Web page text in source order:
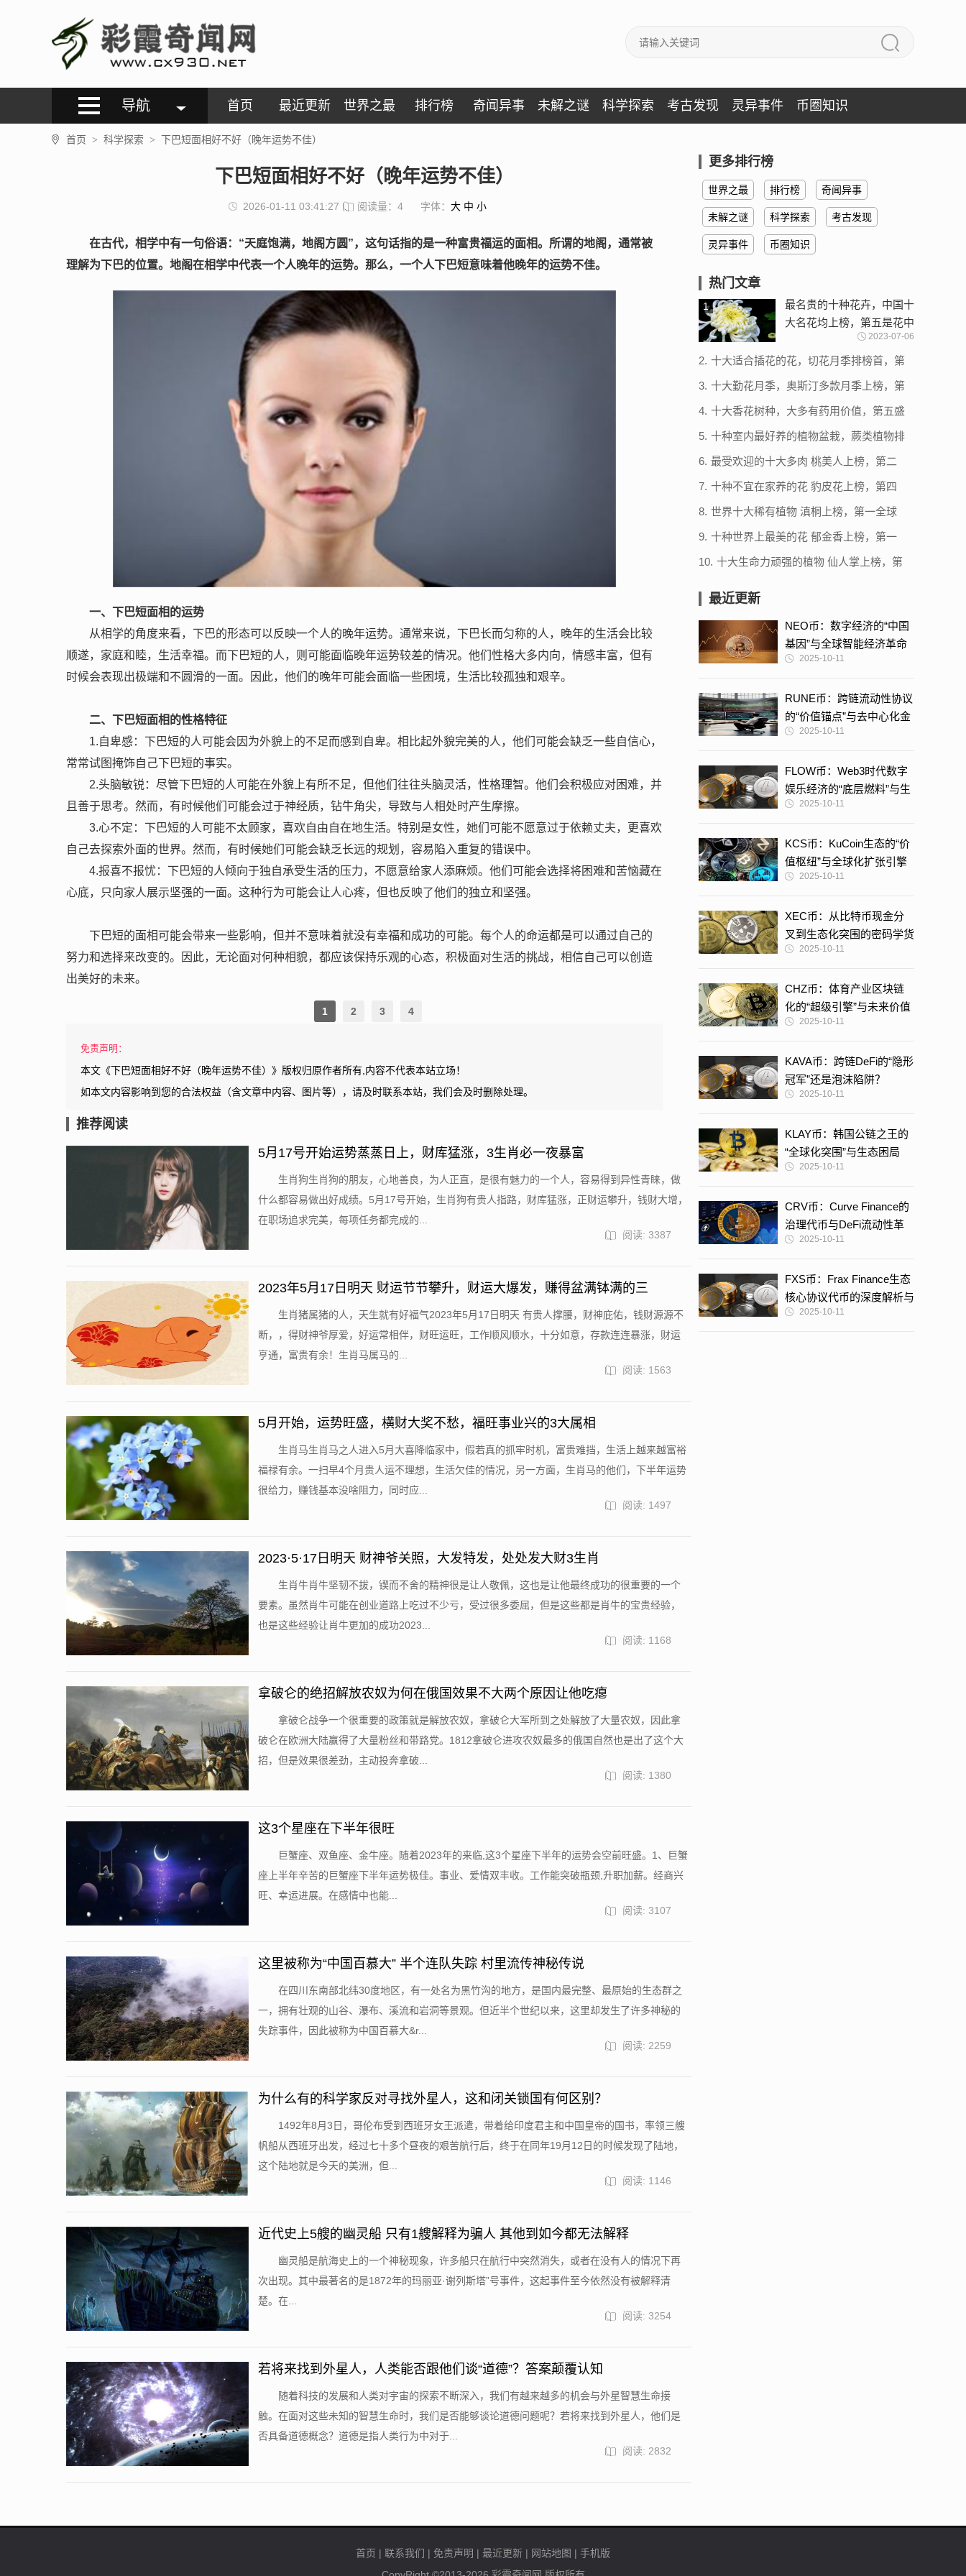
导航 首页 最近更新 世界之最 排行榜 奇闻异事 未解之谜 科学探索 考古发现 灵异事件 币圈知识
首页 > 科学探索 > 下巴短面相好不好（晚年运势不佳）
下巴短面相好不好（晚年运势不佳）
2026-01-11 03:41:27 阅读量：4 字体： 大 中 小
在古代，相学中有一句俗语：“天庭饱满，地阁方圆”，这句话指的是一种富贵福运的面相。所谓的地阁，通常被
理解为下巴的位置。地阁在相学中代表一个人晚年的运势。那么，一个人下巴短意味着他晚年的运势不佳。
一、下巴短面相的运势
从相学的角度来看，下巴的形态可以反映一个人的晚年运势。通常来说，下巴长而匀称的人，晚年的生活会比较
顺遂，家庭和睦，生活幸福。而下巴短的人，则可能面临晚年运势较差的情况。他们性格大多内向，情感丰富，但有
时候会表现出极端和不圆滑的一面。因此，他们的晚年可能会面临一些困境，生活比较孤独和艰辛。
二、下巴短面相的性格特征
1.自卑感：下巴短的人可能会因为外貌上的不足而感到自卑。相比起外貌完美的人，他们可能会缺乏一些自信心，
常常试图掩饰自己下巴短的事实。
2.头脑敏锐：尽管下巴短的人可能在外貌上有所不足，但他们往往头脑灵活，性格理智。他们会积极应对困难，并
且善于思考。然而，有时候他们可能会过于神经质，钻牛角尖，导致与人相处时产生摩擦。
3.心不定：下巴短的人可能不太顾家，喜欢自由自在地生活。特别是女性，她们可能不愿意过于依赖丈夫，更喜欢
自己去探索外面的世界。然而，有时候她们可能会缺乏长远的规划，容易陷入重复的错误中。
4.报喜不报忧：下巴短的人倾向于独自承受生活的压力，不愿意给家人添麻烦。他们可能会选择将困难和苦恼藏在
心底，只向家人展示坚强的一面。这种行为可能会让人心疼，但也反映了他们的独立和坚强。
下巴短的面相可能会带来一些影响，但并不意味着就没有幸福和成功的可能。每个人的命运都是可以通过自己的
努力和选择来改变的。因此，无论面对何种相貌，都应该保持乐观的心态，积极面对生活的挑战，相信自己可以创造
出美好的未来。
1 2 3 4
免责声明：
本文《下巴短面相好不好（晚年运势不佳）》版权归原作者所有,内容不代表本站立场！
如本文内容影响到您的合法权益（含文章中内容、图片等），请及时联系本站，我们会及时删除处理。
推荐阅读
5月17号开始运势蒸蒸日上，财库猛涨，3生肖必一夜暴富
生肖狗生肖狗的朋友，心地善良，为人正直，是很有魅力的一个人，容易得到异性青睐，做
什么都容易做出好成绩。5月17号开始，生肖狗有贵人指路，财库猛涨，正财运攀升，钱财大增，
在职场追求完美，每项任务都完成的...
阅读: 3387
2023年5月17日明天 财运节节攀升，财运大爆发，赚得盆满钵满的三
生肖猪属猪的人，天生就有好福气2023年5月17日明天 有贵人撑腰，财神庇佑，钱财源源不
断，，得财神爷厚爱，好运常相伴，财旺运旺，工作顺风顺水，十分如意，存款连连暴涨，财运
亨通，富贵有余！生肖马属马的...
阅读: 1563
5月开始，运势旺盛，横财大奖不愁，福旺事业兴的3大属相
生肖马生肖马之人进入5月大喜降临家中，假若真的抓牢时机，富贵难挡，生活上越来越富裕
福禄有余。一扫早4个月贵人运不理想，生活欠佳的情况，另一方面，生肖马的他们，下半年运势
很给力，赚钱基本没啥阻力，同时应...
阅读: 1497
2023·5·17日明天 财神爷关照，大发特发，处处发大财3生肖
生肖牛肖牛坚韧不拔，锲而不舍的精神很是让人敬佩，这也是让他最终成功的很重要的一个
要素。虽然肖牛可能在创业道路上吃过不少亏，受过很多委屈，但是这些都是肖牛的宝贵经验，
也是这些经验让肖牛更加的成功2023...
阅读: 1168
拿破仑的绝招解放农奴为何在俄国效果不大两个原因让他吃瘪
拿破仑战争一个很重要的政策就是解放农奴，拿破仑大军所到之处解放了大量农奴，因此拿
破仑在欧洲大陆赢得了大量粉丝和带路党。1812拿破仑进攻农奴最多的俄国自然也是出了这个大
招，但是效果很差劲，主动投奔拿破...
阅读: 1380
这3个星座在下半年很旺
巨蟹座、双鱼座、金牛座。随着2023年的来临,这3个星座下半年的运势会空前旺盛。1、巨蟹
座上半年辛苦的巨蟹座下半年运势极佳。事业、爱情双丰收。工作能突破瓶颈,升职加薪。经商兴
旺、幸运进展。在感情中也能...
阅读: 3107
这里被称为“中国百慕大” 半个连队失踪 村里流传神秘传说
在四川东南部北纬30度地区，有一处名为黑竹沟的地方，是国内最完整、最原始的生态群之
一，拥有壮观的山谷、瀑布、溪流和岩洞等景观。但近半个世纪以来，这里却发生了许多神秘的
失踪事件，因此被称为中国百慕大&r...
阅读: 2259
为什么有的科学家反对寻找外星人，这和闭关锁国有何区别？
1492年8月3日，哥伦布受到西班牙女王派遣，带着给印度君主和中国皇帝的国书，率领三艘
帆船从西班牙出发，经过七十多个昼夜的艰苦航行后，终于在同年19月12日的时候发现了陆地，
这个陆地就是今天的美洲，但...
阅读: 1146
近代史上5艘的幽灵船 只有1艘解释为骗人 其他到如今都无法解释
幽灵船是航海史上的一个神秘现象，许多船只在航行中突然消失，或者在没有人的情况下再
次出现。其中最著名的是1872年的玛丽亚·谢列斯塔”号事件，这起事件至今依然没有被解释清
楚。在...
阅读: 3254
若将来找到外星人，人类能否跟他们谈“道德”？答案颠覆认知
随着科技的发展和人类对宇宙的探索不断深入，我们有越来越多的机会与外星智慧生命接
触。在面对这些未知的智慧生命时，我们是否能够谈论道德问题呢？若将来找到外星人，他们是
否具备道德概念？道德是指人类行为中对于...
阅读: 2832
更多排行榜
世界之最 排行榜 奇闻异事
未解之谜 科学探索 考古发现
灵异事件 币圈知识
热门文章
1
最名贵的十种花卉，中国十
大名花均上榜，第五是花中
2023-07-06
2. 十大适合插花的花，切花月季排榜首，第
3. 十大勤花月季，奥斯汀多款月季上榜，第
4. 十大香花树种，大多有药用价值，第五盛
5. 十种室内最好养的植物盆栽，蕨类植物排
6. 最受欢迎的十大多肉 桃美人上榜，第二
7. 十种不宜在家养的花 豹皮花上榜，第四
8. 世界十大稀有植物 滇桐上榜，第一全球
9. 十种世界上最美的花 郁金香上榜，第一
10. 十大生命力顽强的植物 仙人掌上榜，第
最近更新
NEO币：数字经济的“中国
基因”与全球智能经济革命
2025-10-11
RUNE币：跨链流动性协议
的“价值锚点”与去中心化金
融革命
2025-10-11
FLOW币：Web3时代数字
娱乐经济的“底层燃料”与生
态重构
2025-10-11
KCS币：KuCoin生态的“价
值枢纽”与全球化扩张引擎
2025-10-11
XEC币：从比特币现金分
叉到生态化突围的密码学货
币实验
2025-10-11
CHZ币：体育产业区块链
化的“超级引擎”与未来价值
解构2025-10-11
KAVA币：跨链DeFi的“隐形
冠军”还是泡沫陷阱？
2025-10-11
KLAY币：韩国公链之王的
“全球化突围”与生态困局
2025-10-11
CRV币：Curve Finance的
治理代币与DeFi流动性革
命核心引擎
2025-10-11
FXS币：Frax Finance生态
核心协议代币的深度解析与
未来展望
2025-10-11
首页 | 联系我们 | 免责声明 | 最近更新 | 网站地图 | 手机版